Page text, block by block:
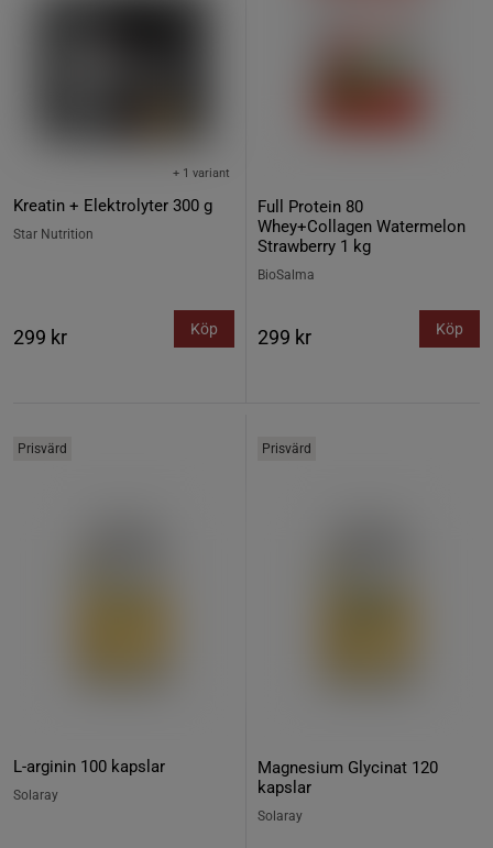
Kreatin + Elektrolyter 300 g
+ 1 variant
Star Nutrition
299 kr Köp
Full Protein 80
Whey+Collagen Watermelon
Strawberry 1 kg
BioSalma
299 kr Köp
Prisvärd
L-arginin 100 kapslar
Solaray
Prisvärd
Magnesium Glycinat 120
kapslar
Solaray